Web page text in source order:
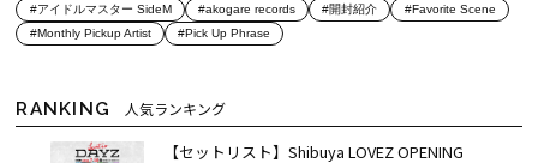
#アイドルマスター SideM
#akogare records #開封紹介
#Favorite Scene
#Monthly Pickup Artist
#Pick Up Phrase
RANKING 人気ランキング
【セットリスト】Shibuya LOVEZ OPENING